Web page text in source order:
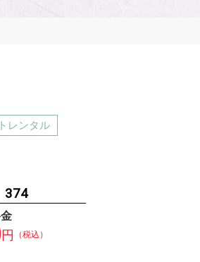
レンタル
374
円 （税込）